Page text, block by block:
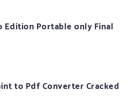
Edition Portable only Final
to Pdf Converter Cracked